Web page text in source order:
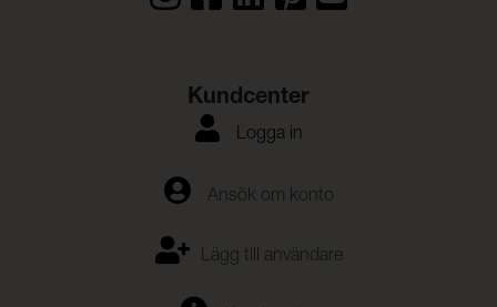
Kundcenter
Logga in
Ansök om konto
Lägg till användare